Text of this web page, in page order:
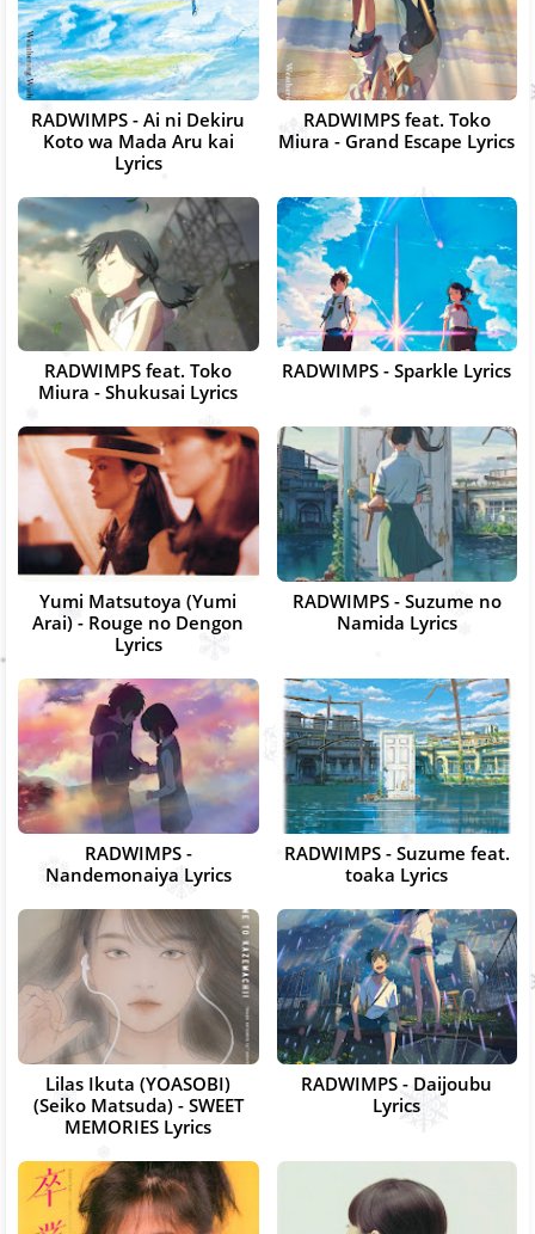
RADWIMPS - Ai ni Dekiru
Koto wa Mada Aru kai
Lyrics
RADWIMPS feat. Toko
Miura - Grand Escape Lyrics
RADWIMPS feat. Toko
Miura - Shukusai Lyrics
RADWIMPS - Sparkle Lyrics
Yumi Matsutoya (Yumi
Arai) - Rouge no Dengon
Lyrics
RADWIMPS - Suzume no
Namida Lyrics
RADWIMPS -
Nandemonaiya Lyrics
RADWIMPS - Suzume feat.
toaka Lyrics
Lilas Ikuta (YOASOBI)
(Seiko Matsuda) - SWEET
MEMORIES Lyrics
RADWIMPS - Daijoubu
Lyrics